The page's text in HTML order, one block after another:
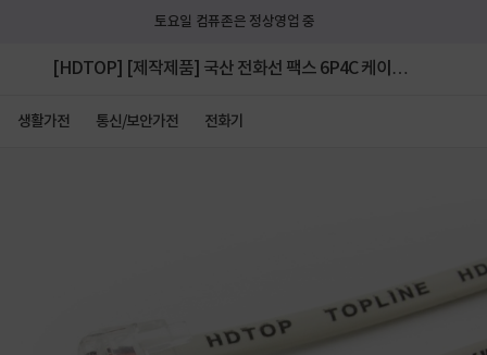
토요일 컴퓨존은 정상영업 중
[HDTOP] [제작제품] 국산 전화선 팩스 6P4C 케이블
생활가전 통신/보안가전 전화기